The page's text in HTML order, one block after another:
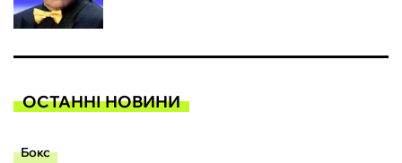
ОСТАННІ НОВИНИ
Бокс